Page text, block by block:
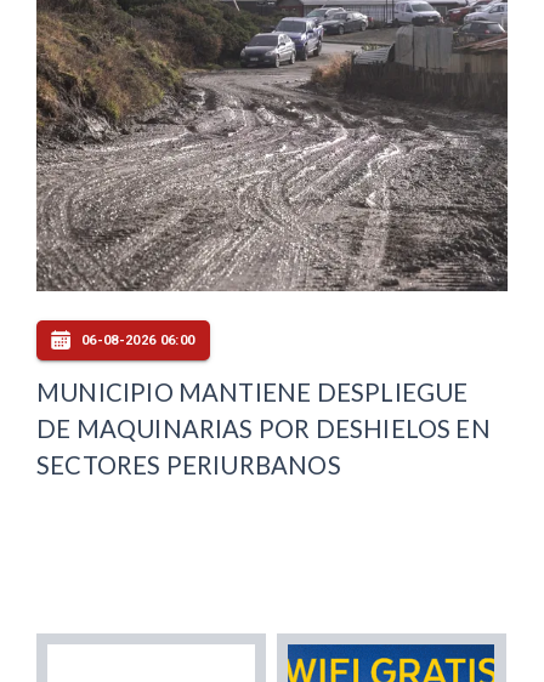
06-08-2026 06:00
MUNICIPIO MANTIENE DESPLIEGUE
DE MAQUINARIAS POR DESHIELOS EN
SECTORES PERIURBANOS